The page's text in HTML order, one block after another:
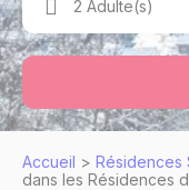
2 Adulte(s)
Accueil > Résidences
dans les Résidences